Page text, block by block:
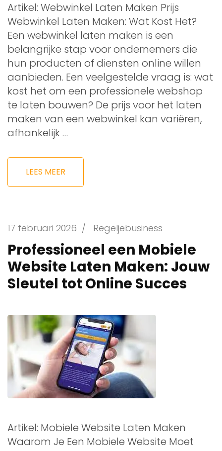
Artikel: Webwinkel Laten Maken Prijs
Webwinkel Laten Maken: Wat Kost Het?
Een webwinkel laten maken is een
belangrijke stap voor ondernemers die
hun producten of diensten online willen
aanbieden. Een veelgestelde vraag is: wat
kost het om een professionele webshop
te laten bouwen? De prijs voor het laten
maken van een webwinkel kan variëren,
afhankelijk …
LEES MEER
17 februari 2026 / Regeljebusiness
Professioneel een Mobiele
Website Laten Maken: Jouw
Sleutel tot Online Succes
Artikel: Mobiele Website Laten Maken
Waarom Je Een Mobiele Website Moet